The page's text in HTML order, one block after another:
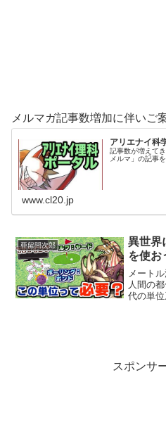
メルマガ記事数増加に伴いご
アリエナイ科
記事数が増えて
メルマ」の記事
www.cl20.jp
亜留間次郎
異世界
を使お
メート
人間の
代の単位
ンド法
スポンサ